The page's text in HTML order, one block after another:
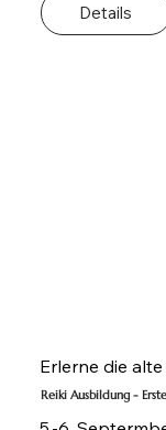
Details
Erlerne die
Reiki Ausbildung -